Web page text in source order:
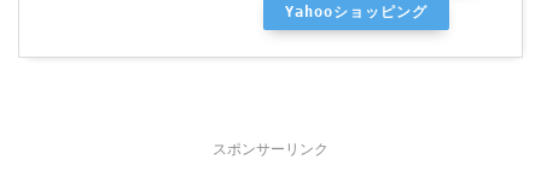
Yahooショッピング
スポンサーリンク